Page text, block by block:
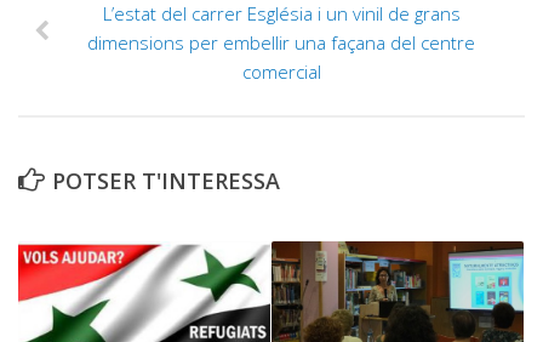
L’estat del carrer Església i un vinil de grans
dimensions per embellir una façana del centre
comercial
POTSER T'INTERESSA